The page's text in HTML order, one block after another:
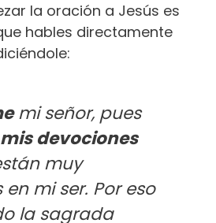
la oración a Jesús es
hables directamente
mi señor, pues
mis devociones
muy
mi ser. Por eso
la sagrada